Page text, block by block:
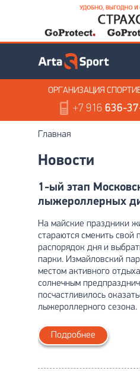
ОРГАНИЗАЦИЯ
+7 916636-
Главная
Новости
1-ый этап
лыжероллерных
На майские праздники
стараются сменить свой
распорядок дня и
парки. Измайловский
местом активного
солнечным
посчастливилось
лыжероллерного сезона.
Подробнее